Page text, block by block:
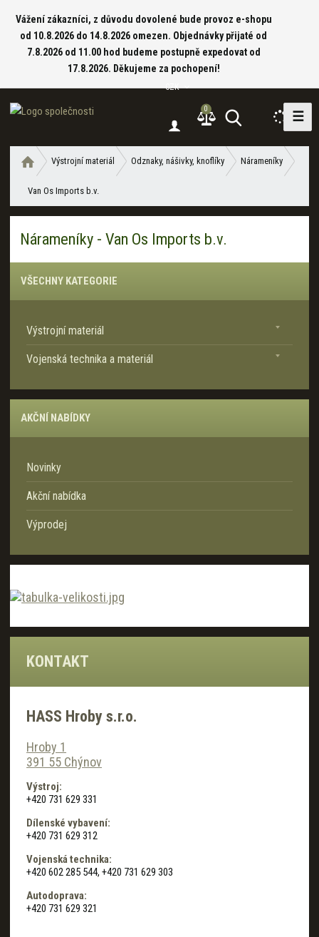
Vážení zákazníci, z důvodu dovolené bude provoz e-shopu
od 10.8.2026 do 14.8.2026 omezen. Objednávky přijaté od
7.8.2026 od 11.00 hod budeme postupně expedovat od
17.8.2026. Děkujeme za pochopení!
d
0
CZK
☰
v
o
d
í
r
a
a
Výstrojní materiál Odznaky, nášivky, knoflíky Nárameníky
Van Os Imports b.v.
Nárameníky - Van Os Imports b.v.
VŠECHNY KATEGORIE
Výstrojní materiál
Vojenská technika a materiál
AKČNÍ NABÍDKY
Novinky
Akční nabídka
Výprodej
KONTAKT
HASS Hroby s.r.o.
Hroby 1
391 55 Chýnov
Výstroj:
+420 731 629 331
Dílenské vybavení:
+420 731 629 312
Vojenská technika:
+420 602 285 544, +420 731 629 303
Autodoprava:
+420 731 629 321